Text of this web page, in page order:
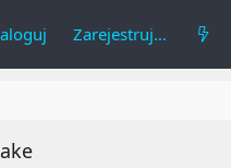
Zarejestruj się